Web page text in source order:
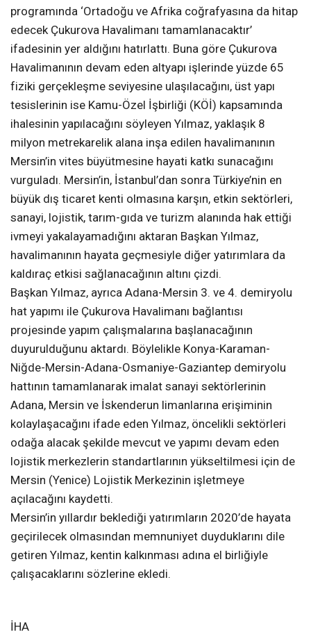
programında ‘Ortadoğu ve Afrika coğrafyasına da hitap
edecek Çukurova Havalimanı tamamlanacaktır’
ifadesinin yer aldığını hatırlattı. Buna göre Çukurova
Havalimanının devam eden altyapı işlerinde yüzde 65
fiziki gerçekleşme seviyesine ulaşılacağını, üst yapı
tesislerinin ise Kamu-Özel İşbirliği (KÖİ) kapsamında
ihalesinin yapılacağını söyleyen Yılmaz, yaklaşık 8
milyon metrekarelik alana inşa edilen havalimanının
Mersin’in vites büyütmesine hayati katkı sunacağını
vurguladı. Mersin’in, İstanbul’dan sonra Türkiye’nin en
büyük dış ticaret kenti olmasına karşın, etkin sektörleri,
sanayi, lojistik, tarım-gıda ve turizm alanında hak ettiği
ivmeyi yakalayamadığını aktaran Başkan Yılmaz,
havalimanının hayata geçmesiyle diğer yatırımlara da
kaldıraç etkisi sağlanacağının altını çizdi.
Başkan Yılmaz, ayrıca Adana-Mersin 3. ve 4. demiryolu
hat yapımı ile Çukurova Havalimanı bağlantısı
projesinde yapım çalışmalarına başlanacağının
duyurulduğunu aktardı. Böylelikle Konya-Karaman-
Niğde-Mersin-Adana-Osmaniye-Gaziantep demiryolu
hattının tamamlanarak imalat sanayi sektörlerinin
Adana, Mersin ve İskenderun limanlarına erişiminin
kolaylaşacağını ifade eden Yılmaz, öncelikli sektörleri
odağa alacak şekilde mevcut ve yapımı devam eden
lojistik merkezlerin standartlarının yükseltilmesi için de
Mersin (Yenice) Lojistik Merkezinin işletmeye
açılacağını kaydetti.
Mersin’in yıllardır beklediği yatırımların 2020’de hayata
geçirilecek olmasından memnuniyet duyduklarını dile
getiren Yılmaz, kentin kalkınması adına el birliğiyle
çalışacaklarını sözlerine ekledi.
İHA